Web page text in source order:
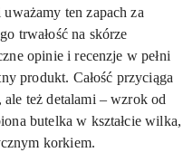
ten zapach za
trwałość na skórze
opinie i recenzje w pełni
produkt. Całość przyciąga
też detalami – wzrok od
butelka w kształcie wilka,
korkiem.